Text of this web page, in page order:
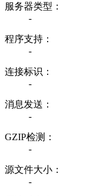
服务器类型：
-
程序支持：
-
连接标识：
-
消息发送：
-
GZIP检测：
-
源文件大小：
-